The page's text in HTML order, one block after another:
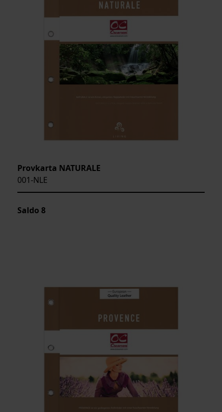
Provkarta NATURALE
001-NLE
Saldo 8